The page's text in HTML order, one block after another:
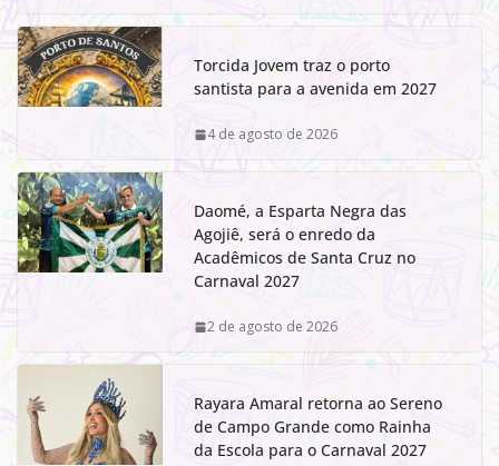
Torcida Jovem traz o porto
santista para a avenida em 2027
4 de agosto de 2026
Daomé, a Esparta Negra das
Agojiê, será o enredo da
Acadêmicos de Santa Cruz no
Carnaval 2027
2 de agosto de 2026
Rayara Amaral retorna ao Sereno
de Campo Grande como Rainha
da Escola para o Carnaval 2027